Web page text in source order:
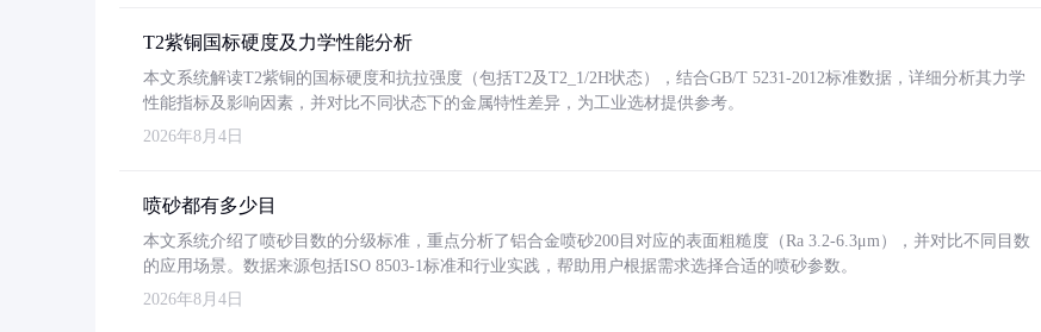
T2紫铜国标硬度及力学性能分析
本文系统解读T2紫铜的国标硬度和抗拉强度（包括T2及T2_1/2H状态），结合GB/T 5231-2012标准数据，详细分析其力学
性能指标及影响因素，并对比不同状态下的金属特性差异，为工业选材提供参考。
2026年8月4日
喷砂都有多少目
本文系统介绍了喷砂目数的分级标准，重点分析了铝合金喷砂200目对应的表面粗糙度（Ra 3.2-6.3μm），并对比不同目数
的应用场景。数据来源包括ISO 8503-1标准和行业实践，帮助用户根据需求选择合适的喷砂参数。
2026年8月4日